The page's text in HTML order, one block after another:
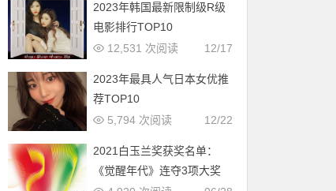
2023年韩国最新限制级R级
电影排行TOP10
12/17
12,531 次阅读
2023年最具人气日本女优推
荐TOP10
12/22
5,794 次阅读
2021白玉兰奖获奖名单：
《觉醒年代》连夺3项大奖